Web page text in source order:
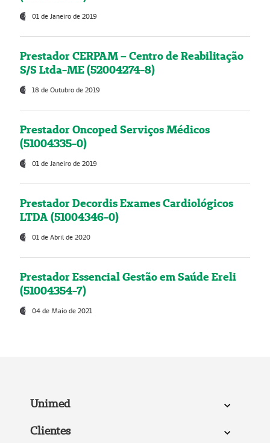
01 de Janeiro de 2019
Prestador CERPAM – Centro de Reabilitação
S/S Ltda-ME (52004274-8)
18 de Outubro de 2019
Prestador Oncoped Serviços Médicos
(51004335-0)
01 de Janeiro de 2019
Prestador Decordis Exames Cardiológicos
LTDA (51004346-0)
01 de Abril de 2020
Prestador Essencial Gestão em Saúde Ereli
(51004354-7)
04 de Maio de 2021
Unimed
Clientes